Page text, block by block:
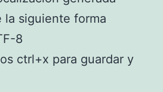
la siguiente forma
8
ctrl+x para guardar y